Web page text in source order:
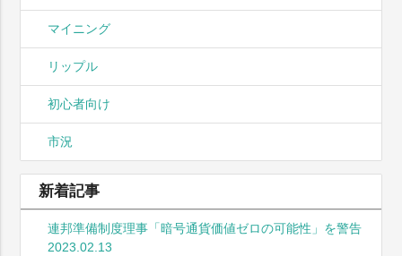
マイニング
リップル
初心者向け
市況
新着記事
連邦準備制度理事「暗号通貨価値ゼロの可能性」を警告
2023.02.13